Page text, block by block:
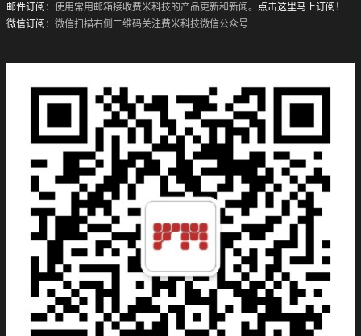
邮件订阅 ：使用常用邮箱接收费米科技的产品更新和新闻。 点击这里马上订阅！
微信订阅 ：微信扫描右侧二维码关注费米科技微信公众号